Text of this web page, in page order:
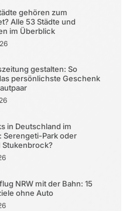
gehören zum
Alle 53 Städte und
im Überblick
gestalten: So
persönlichste Geschenk
in Deutschland im
Serengeti-Park oder
Stukenbrock?
NRW mit der Bahn: 15
ohne Auto